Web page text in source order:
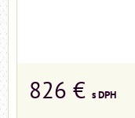
826 € s DPH